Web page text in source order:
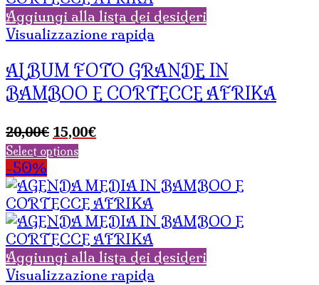
Aggiungi alla lista dei desideri
Visualizzazione rapida
ALBUM FOTO GRANDE IN
BAMBOO E CORTECCE AFRIKA
20,00€ Il
prezzo
era:
20,00€.
15,00€Il
è:
15,00€.
Select options
-50%
Aggiungi alla lista dei desideri
Visualizzazione rapida